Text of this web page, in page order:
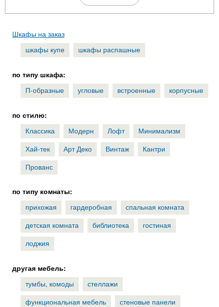
Шкафы на заказ
шкафы купе
шкафы распашные
по типу шкафа:
П-образные
угловые встроенные корпусные
по стилю:
Классика
Модерн Лофт
Минимализм
Хай-тек
Арт Деко Винтаж
Кантри
Прованс
по типу комнаты:
прихожая
гардеробная
спальная комната
детская комната
библиотека
гостиная
лоджия
другая мебель:
тумбы, комоды
стеллажи
функциональная мебель
стеновые панели